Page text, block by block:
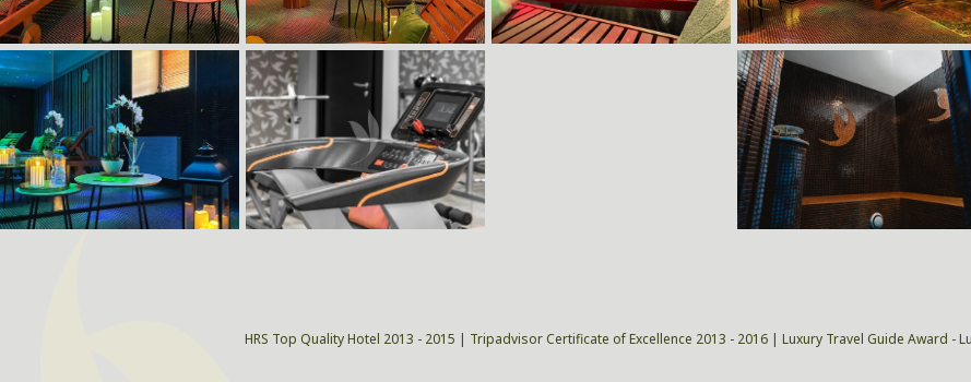
HRS Top Quality Hotel 2013 - 2015 | Tripadvisor Certificate of Excellence 2013 - 2016 | Luxury Travel Guide Award -